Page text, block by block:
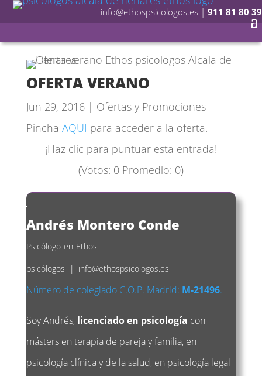
info@ethospsicologos.es | 911 81 80 39
OFERTA VERANO
Jun 29, 2016| Ofertas y Promociones
Pincha AQUI para acceder a la oferta.
¡Haz clic para puntuar esta entrada!
(Votos: 0Promedio: 0)
Andrés Montero Conde
Psicólogo en Ethos
psicólogos
| info@ethospsicologos.es
Número de colegiado C.O.P. Madrid: M-21496.
Soy Andrés, licenciado en psicología con
másters en terapia de pareja y familia, en
psicología clínica y de la salud, en psicología legal